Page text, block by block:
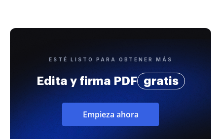
ESTÉ LISTO PARA OBTENER MÁS
Edita y firma PDF gratis
Empieza ahora